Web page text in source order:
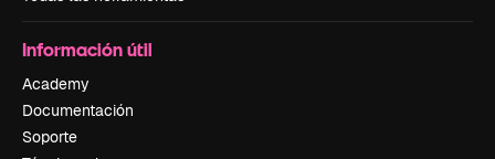
Información útil
Academy
Documentación
Soporte